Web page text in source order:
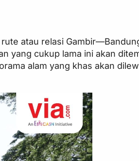
atau relasi
yang cukup lama ini akan
alam yang khas akan